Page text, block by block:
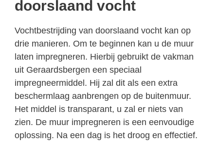
doorslaand vocht
Vochtbestrijding van doorslaand vocht kan op
drie manieren. Om te beginnen kan u de muur
laten impregneren. Hierbij gebruikt de vakman
uit Geraardsbergen een speciaal
impregneermiddel. Hij zal dit als een extra
beschermlaag aanbrengen op de buitenmuur.
Het middel is transparant, u zal er niets van
zien. De muur impregneren is een eenvoudige
oplossing. Na een dag is het droog en effectief.